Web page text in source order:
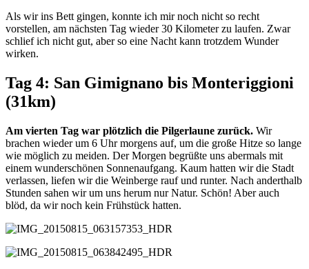
Als wir ins Bett gingen, konnte ich mir noch nicht so recht
vorstellen, am nächsten Tag wieder 30 Kilometer zu laufen. Zwar
schlief ich nicht gut, aber so eine Nacht kann trotzdem Wunder
wirken.
Tag 4: San Gimignano bis Monteriggioni
(31km)
Am vierten Tag war plötzlich die Pilgerlaune zurück. Wir
brachen wieder um 6 Uhr morgens auf, um die große Hitze so lange
wie möglich zu meiden. Der Morgen begrüßte uns abermals mit
einem wunderschönen Sonnenaufgang. Kaum hatten wir die Stadt
verlassen, liefen wir die Weinberge rauf und runter. Nach anderthalb
Stunden sahen wir um uns herum nur Natur. Schön! Aber auch
blöd, da wir noch kein Frühstück hatten.